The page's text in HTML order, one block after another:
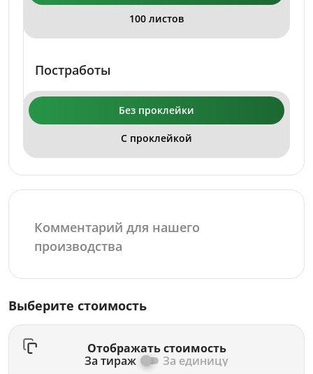
100 листов
Постработы
Без проклейки
С проклейкой
Выберите стоимость
Отображать стоимость
За тираж
За единицу